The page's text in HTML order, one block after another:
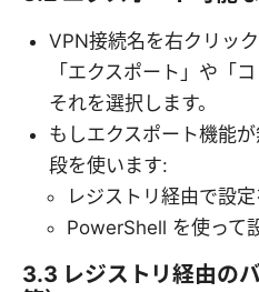
VPN接続名を右クリッ
「エクスポート」や「
それを選択します。
もしエクスポート機能
段を使います:
レジストリ経由で設
PowerShell を使って
3.3 レジストリ経由の